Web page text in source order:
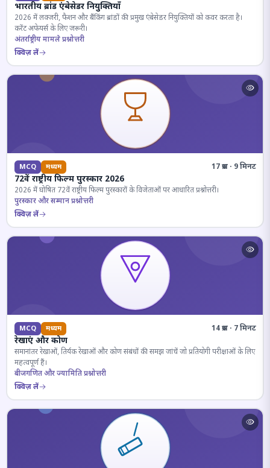
भारतीय ब्रांड एंबेसेडर नियुक्तियाँ
2026 में लक्जरी, फैशन और बैंकिंग ब्रांडों की प्रमुख एंबेसेडर नियुक्तियों को कवर करता है।
करेंट अफेयर्स के लिए जरूरी।
अंतर्राष्ट्रीय मामले प्रश्नोत्तरी
क्विज़ लें
MCQ मध्यम 17 प्रश्न · 9 मिनट
72वें राष्ट्रीय फिल्म पुरस्कार 2026
2026 में घोषित 72वें राष्ट्रीय फिल्म पुरस्कारों के विजेताओं पर आधारित प्रश्नोत्तरी।
पुरस्कार और सम्मान प्रश्नोत्तरी
क्विज़ लें
MCQ मध्यम 14 प्रश्न · 7 मिनट
रेखाएं और कोण
समानांतर रेखाओं, तिर्यक रेखाओं और कोण संबंधों की समझ जांचें जो प्रतियोगी परीक्षाओं के लिए
महत्वपूर्ण हैं।
बीजगणित और ज्यामिति प्रश्नोत्तरी
क्विज़ लें